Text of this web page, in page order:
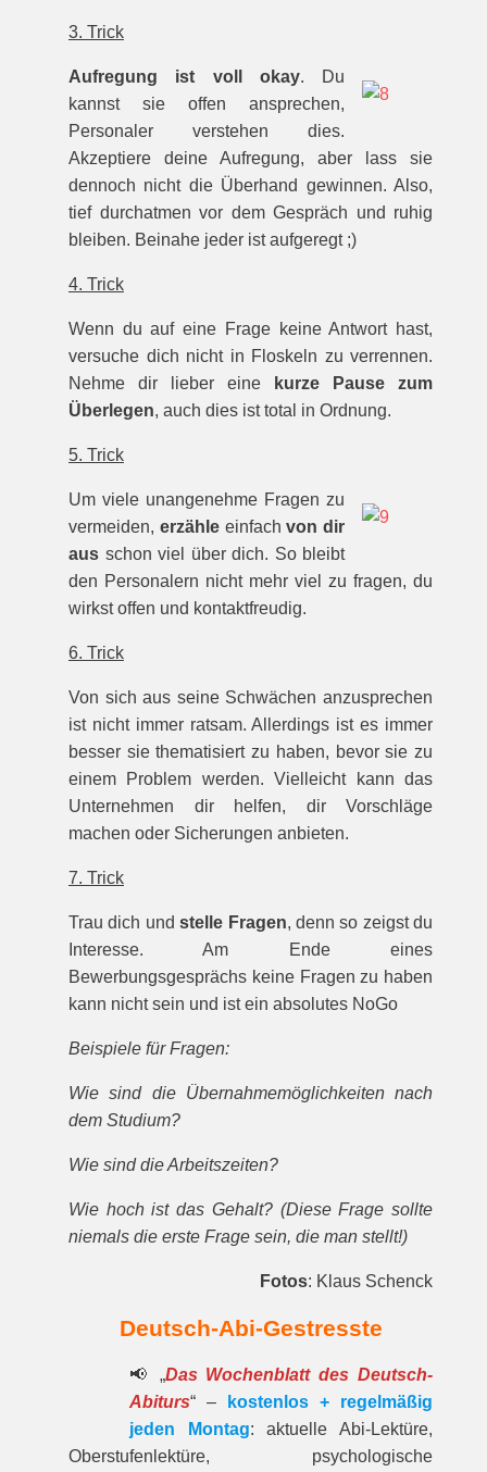
3. Trick
Aufregung ist voll okay. Du
kannst sie offen ansprechen,
Personaler verstehen dies.
Akzeptiere deine Aufregung, aber lass sie
dennoch nicht die Überhand gewinnen. Also,
tief durchatmen vor dem Gespräch und ruhig
bleiben. Beinahe jeder ist aufgeregt ;)
4. Trick
Wenn du auf eine Frage keine Antwort hast,
versuche dich nicht in Floskeln zu verrennen.
Nehme dir lieber eine
kurze Pause zum
Überlegen, auch dies ist total in Ordnung.
5. Trick
Um viele unangenehme Fragen zu
vermeiden, erzähleeinfachvon dir
aus schon viel über dich. So bleibt
den Personalern nicht mehr viel zu fragen, du
wirkst offen und kontaktfreudig.
6. Trick
Von sich aus seine Schwächen anzusprechen
ist nicht immer ratsam. Allerdings ist es immer
besser sie thematisiert zu haben, bevor sie zu
einem Problem werden. Vielleicht kann das
Unternehmen dir helfen, dir Vorschläge
machen oder Sicherungen anbieten.
7. Trick
Trau dich undstelle Fragen, denn so zeigst du
Interesse. Am Ende eines
Bewerbungsgesprächs keine Fragen zu haben
kann nicht sein und ist ein absolutes NoGo
Beispiele für Fragen:
Wie sind die Übernahmemöglichkeiten nach
dem Studium?
Wie sind die Arbeitszeiten?
Wie hoch ist das Gehalt? (Diese Frage sollte
niemals die erste Frage sein, die man stellt!)
Fotos: Klaus Schenck
Deutsch-Abi-Gestresste
📢 „Das Wochenblatt des Deutsch-
Abiturs“ –
kostenlos + regelmäßig
jeden Montag: aktuelle Abi-Lektüre,
Oberstufenlektüre, psychologische